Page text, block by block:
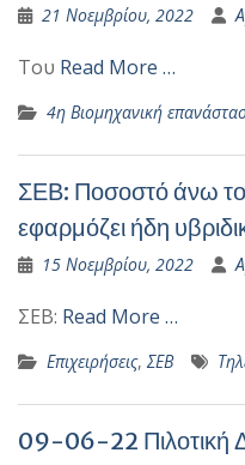
21 Νοεμβρίου, 2022
Του Read More …
4η Βιομηχανική
ΣΕΒ: Ποσοστό άνω
εφαρμόζει ήδη
15 Νοεμβρίου, 2022
ΣΕΒ: Read More …
Επιχειρήσεις,ΣΕΒ
09-06-22 Πιλοτική